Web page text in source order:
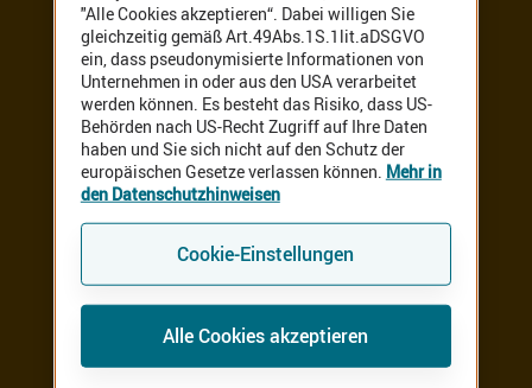
"Alle Cookies akzeptieren“. Dabei willigen Sie
gleichzeitig gemäß Art.49Abs.1S.1lit.aDSGVO
ein, dass pseudonymisierte Informationen von
Unternehmen in oder aus den USA verarbeitet
werden können. Es besteht das Risiko, dass US-
Behörden nach US-Recht Zugriff auf Ihre Daten
haben und Sie sich nicht auf den Schutz der
europäischen Gesetze verlassen können. Mehr in
den Datenschutzhinweisen
Cookie-Einstellungen
Alle Cookies akzeptieren